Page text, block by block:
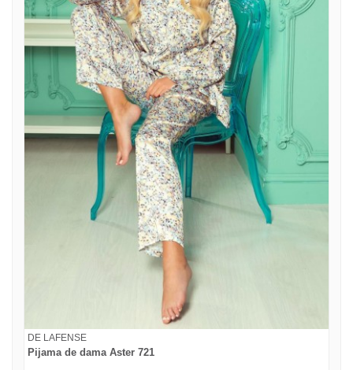
DE LAFENSE
Pijama de dama Aster 721